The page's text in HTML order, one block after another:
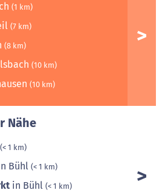
(1 km)
(7 km)
(8 km)
(10 km)
(10 km)
Nähe
(< 1 km)
Bühl (< 1 km)
in Bühl (< 1 km)